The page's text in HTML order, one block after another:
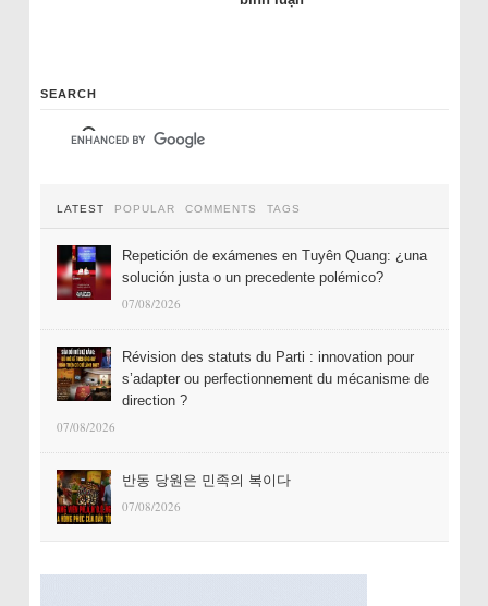
SEARCH
LATEST POPULAR COMMENTS TAGS
Repetición de exámenes en Tuyên Quang: ¿una
solución justa o un precedente polémico?
07/08/2026
Révision des statuts du Parti : innovation pour
s’adapter ou perfectionnement du mécanisme de
direction ?
07/08/2026
반동 당원은 민족의 복이다
07/08/2026